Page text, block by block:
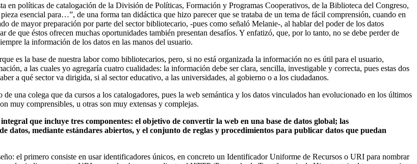
en políticas de catalogación de la División de Políticas, Formación y Programas Cooperativos, de la Biblioteca del Congreso,
esencial para…”, de una forma tan didáctica que hizo parecer que se trataba de un tema de fácil comprensión, cuando en
de mayor preparación por parte del sector bibliotecario, -pues como señaló Melanie-, al hablar del poder de los datos
que éstos ofrecen muchas oportunidades también presentan desafíos. Y enfatizó, que, por lo tanto, no se debe perder de
la información de los datos en las manos del usuario.
es la base de nuestra labor como bibliotecarios, pero, si no está organizada la información no es útil para el usuario,
a las cuales yo agregaría cuatro cualidades: la información debe ser clara, sencilla, investigable y correcta, pues estas dos
a qué sector va dirigida, si al sector educativo, a las universidades, al gobierno o a los ciudadanos.
una colega que da cursos a los catalogadores, pues la web semántica y los datos vinculados han evolucionado en los últimos
muy comprensibles, u otras son muy extensas y complejas.
que incluye tres componentes: el objetivo de convertir la web en una base de datos global; las
datos, mediante estándares abiertos, y el conjunto de reglas y procedimientos para publicar datos que puedan
el primero consiste en usar identificadores únicos, en concreto un Identificador Uniforme de Recursos o URI para nombrar